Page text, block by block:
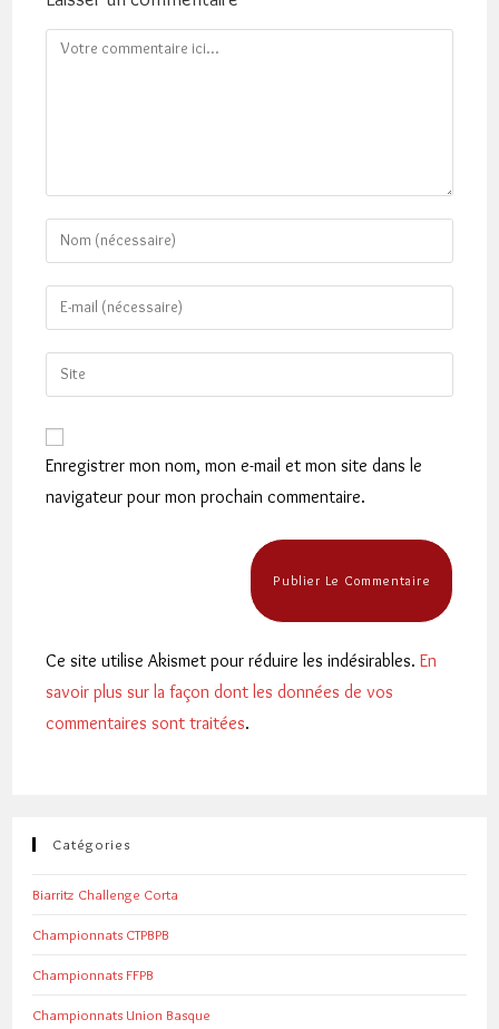
Comment
Enter
your
name
comment
Enter
your
email
address
Saisir
l’URL
votre
site
(facultatif)
Enregistrer mon nom, mon e-mail et mon site dans le
navigateur pour mon prochain commentaire.
Ce site utilise Akismet pour réduire les indésirables.En
savoir plus sur la façon dont les données de vos
commentaires sont traitées.
Catégories
Biarritz Challenge Corta
Championnats CTPBPB
Championnats FFPB
Championnats Union Basque